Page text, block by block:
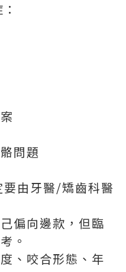
問題
由牙醫/矯齒科醫
偏向邊款，但臨
。
、咬合形態、年